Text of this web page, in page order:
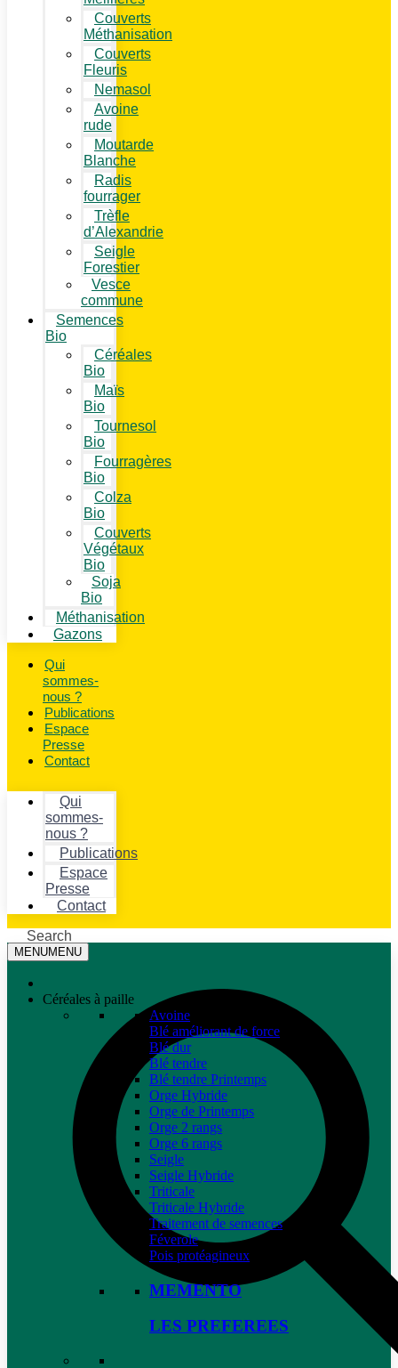
Couverts
Méthanisation
Couverts
Fleuris
Nemasol
Avoine
rude
Moutarde
Blanche
Radis
fourrager
Trèfle
d’Alexandrie
Seigle
Forestier
Vesce
commune
Semences
Bio
Céréales
Bio
Maïs
Bio
Tournesol
Bio
Fourragères
Bio
Colza
Bio
Couverts
Végétaux
Bio
Soja
Bio
Méthanisation
Gazons
Qui
sommes-
nous ?
Publications
Espace
Presse
Contact
Qui
sommes-
nous ?
Publications
Espace
Presse
Contact
Search
MENUMENU
Céréales à paille
Avoine
Blé améliorant de force
Blé dur
Blé tendre
Blé tendre Printemps
Orge Hybride
Orge de Printemps
Orge 2 rangs
Orge 6 rangs
Seigle
Seigle Hybride
Triticale
Triticale Hybride
Traitement de semences
Féverole
Pois protéagineux
MEMENTO
LES PREFEREES